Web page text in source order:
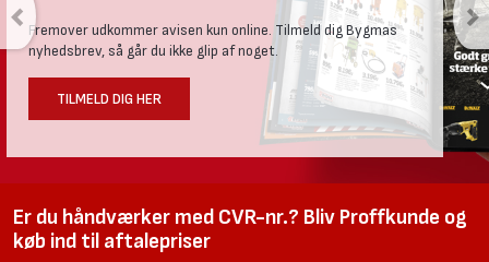
Fremover udkommer avisen kun online. Tilmeld dig Bygmas
nyhedsbrev, så går du ikke glip af noget.
TILMELD DIG HER
Er du håndværker med CVR-nr.? Bliv Proffkunde og
køb ind til aftalepriser